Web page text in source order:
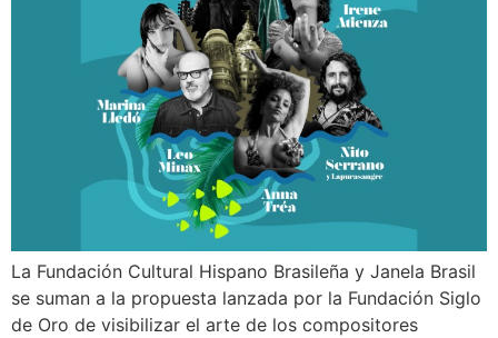
La Fundación Cultural Hispano Brasileña y Janela Brasil
se suman a la propuesta lanzada por la Fundación Siglo
de Oro de visibilizar el arte de los compositores